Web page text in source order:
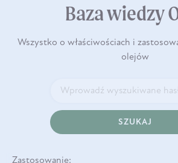
Baza wiedzy
Wszystko o właściwościach i
olejów
SZUKAJ
Zastosowanie: